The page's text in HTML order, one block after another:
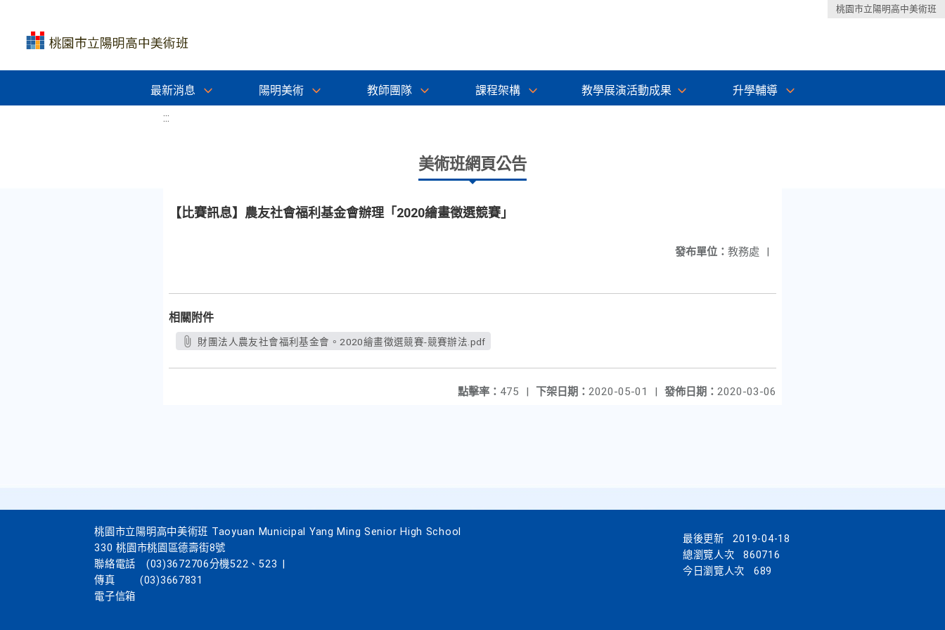
桃園市立陽明高中美術班
最新消息 陽明美術 教師團隊 課程架構 教學展演活動成果 升學輔導
:::
美術班網頁公告
【比賽訊息】農友社會福利基金會辦理「2020繪畫徵選競賽」
發布單位： 教務處 |
相關附件
財團法人農友社會福利基金會。2020繪畫徵選競賽-競賽辦法.pdf
發佈日期： 2020-03-06
下架日期： 2020-05-01 |
點擊率： 475 |
桃園市立陽明高中美術班 Taoyuan Municipal Yang Ming Senior High School
330 桃園市桃園區德壽街8號
聯絡電話
(03)3672706分機522、523
傳真
(03)3667831
電子信箱
最後更新
2019-04-18
總瀏覽人次
860716
今日瀏覽人次
689